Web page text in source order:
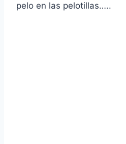
pelo en las pelotillas…..